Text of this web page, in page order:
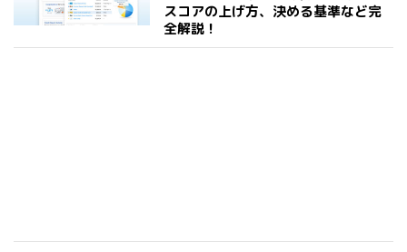
スコアの上げ方、決める基準など完
全解説！